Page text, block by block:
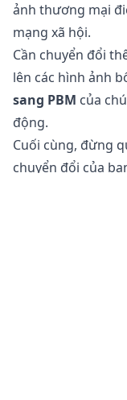
ảnh thương mại
mạng xã hội.
Cần chuyển đổi
lên các hình ảnh
sang PBM của
động.
Cuối cùng, đừng
chuyển đổi của